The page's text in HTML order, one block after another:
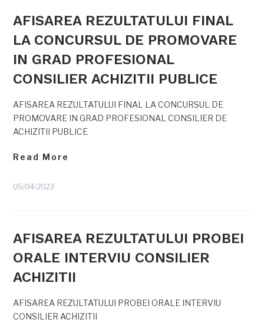
AFISAREA REZULTATULUI FINAL
LA CONCURSUL DE PROMOVARE
IN GRAD PROFESIONAL
CONSILIER ACHIZITII PUBLICE
AFISAREA REZULTATULUI FINAL LA CONCURSUL DE
PROMOVARE IN GRAD PROFESIONAL CONSILIER DE
ACHIZITII PUBLICE
Read More
05/04/2023
AFISAREA REZULTATULUI PROBEI
ORALE INTERVIU CONSILIER
ACHIZITII
AFISAREA REZULTATULUI PROBEI ORALE INTERVIU
CONSILIER ACHIZITII